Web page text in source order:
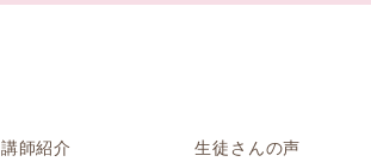
講師紹介 生徒さんの声